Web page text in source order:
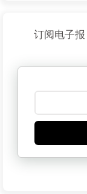
订阅电子报